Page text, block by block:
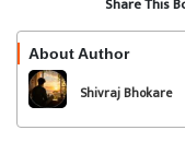
About Author
Shivraj Bhokare